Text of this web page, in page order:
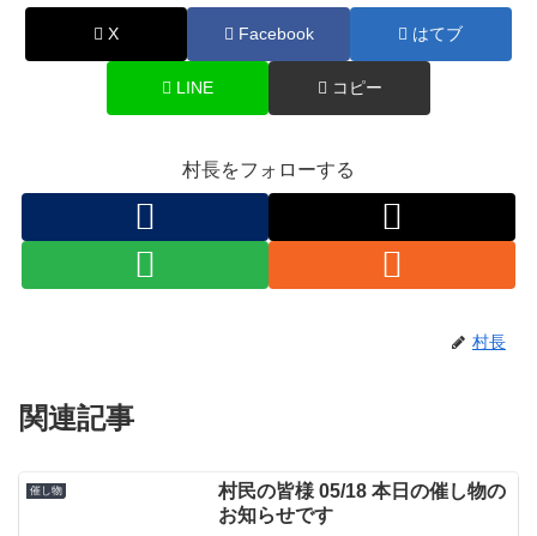
X Facebook はてブ
LINE コピー
村長をフォローする
村長
関連記事
催し物
村民の皆様 05/18 本日の催し物の
お知らせです